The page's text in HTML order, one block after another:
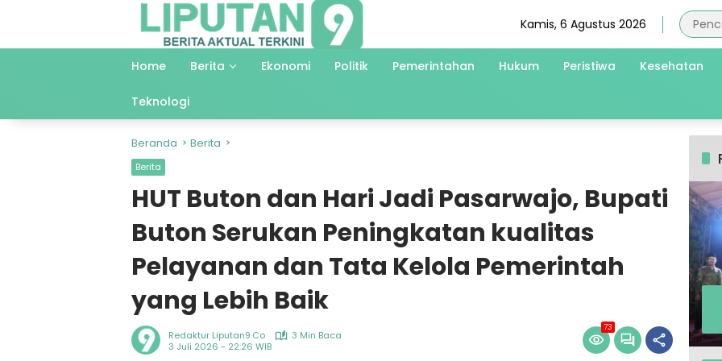
Kamis, 6 Agustus 2026
Home Berita Ekonomi Politik Pemerintahan Hukum Peristiwa Kesehatan
Teknologi
Beranda Berita
Berita
HUT Buton dan Hari Jadi Pasarwajo, Bupati
Buton Serukan Peningkatan kualitas
Pelayanan dan Tata Kelola Pemerintah
yang Lebih Baik
Redaktur Liputan9.co
3 Min Baca
3 Juli 2026 - 22:26 WIB
73